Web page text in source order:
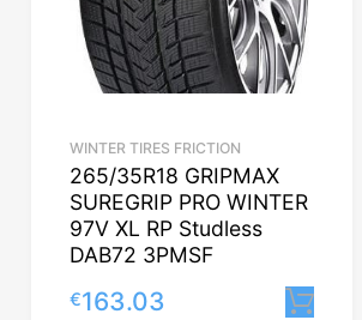
Lisa korvi
WINTER TIRES FRICTION
265/35R18 GRIPMAX
SUREGRIP PRO WINTER
97V XL RP Studless
DAB72 3PMSF
€163.03